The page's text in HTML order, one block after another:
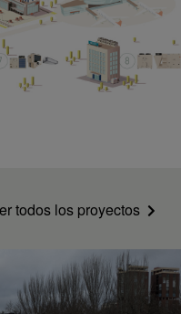
todos los proyectos